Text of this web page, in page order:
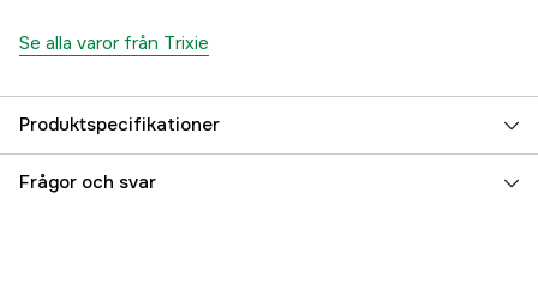
Se alla varor från Trixie
Produktspecifikationer
Djurtyp Katt
Frågor och svar